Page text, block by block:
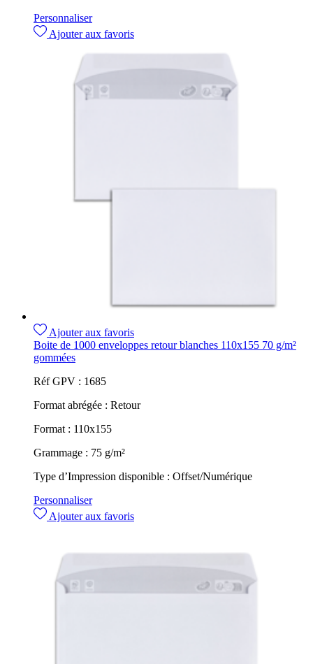
Personnaliser
Ajouter aux favoris
Ajouter aux favoris
Boite de 1000 enveloppes retour blanches 110x155 70 g/m²
gommées
Réf GPV : 1685
Format abrégée : Retour
Format : 110x155
Grammage : 75 g/m²
Type d’Impression disponible : Offset/Numérique
Personnaliser
Ajouter aux favoris